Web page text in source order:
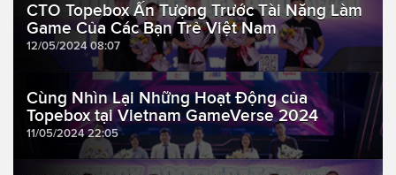
CTO Topebox Ấn Tượng Trước Tài Năng Làm
Game Của Các Bạn Trẻ Việt Nam
12/05/2024 08:07
Cùng Nhìn Lại Những Hoạt Động của
Topebox tại Vietnam GameVerse 2024
11/05/2024 22:05